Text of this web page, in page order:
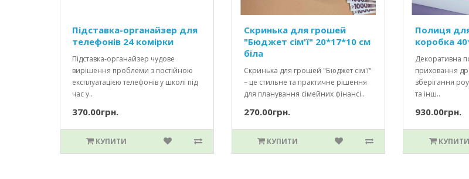
Підставка-органайзер для
телефонів 24 комірки
Підставка-органайзер чудове
вирішення проблеми з постійною
експлуатацією телефонів у школі під
час у..
370.00грн.
КУПИТИ
Скринька для грошей
"Бюджет сім'ї" 20*17*10 см
біла
Скринька для грошей "Бюджет сім'ї"
– це стильне та практичне рішення
для планування сімейних фінансі..
270.00грн.
КУПИТИ
Полиця
коробка
Декоративна
приховання
зберігання
та інш..
930.00грн.
КУПИТИ